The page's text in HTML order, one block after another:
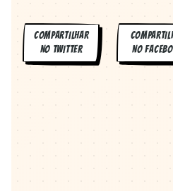
COMPARTILHAR
NO TWITTER
NO